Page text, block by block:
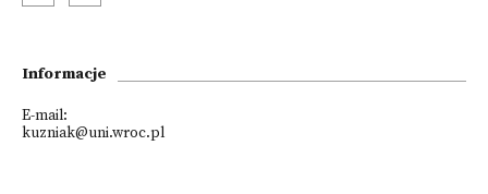
Informacje
E-mail:
kuzniak@uni.wroc.pl